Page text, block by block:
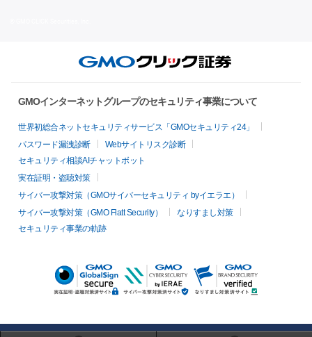
GMOインターネットグループのセキュリティ事業について
世界初総合ネットセキュリティサービス「GMOセキュリティ24」
パスワード漏洩診断
Webサイトリスク診断
セキュリティ相談AIチャットボット
実在証明・盗聴対策
サイバー攻撃対策（GMOサイバーセキュリティ byイエラエ）
サイバー攻撃対策（GMO Flatt Security）
なりすまし対策
セキュリティ事業の軌跡